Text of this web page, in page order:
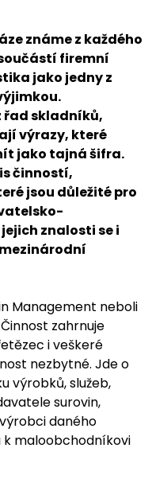
známe z každého
firemní
jako jedny z
řad skladníků,
výrazy, které
jako tajná šifra.
činností,
jsou důležité pro
znalosti se i
Management neboli
zahrnuje
i veškeré
nezbytné. Jde o
výrobků, služeb,
surovin,
daného
maloobchodníkovi